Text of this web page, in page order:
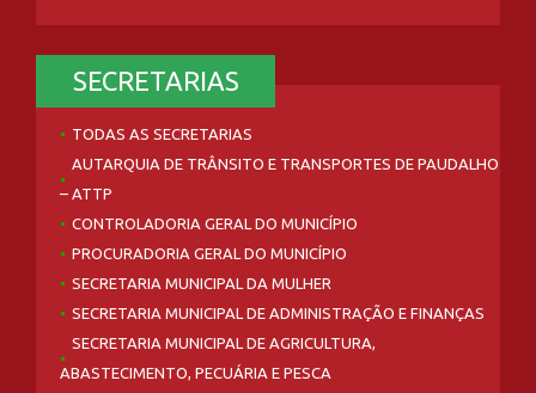
SECRETARIAS
TODAS AS SECRETARIAS
AUTARQUIA DE TRÂNSITO E TRANSPORTES DE PAUDALHO
– ATTP
CONTROLADORIA GERAL DO MUNICÍPIO
PROCURADORIA GERAL DO MUNICÍPIO
SECRETARIA MUNICIPAL DA MULHER
SECRETARIA MUNICIPAL DE ADMINISTRAÇÃO E FINANÇAS
SECRETARIA MUNICIPAL DE AGRICULTURA,
ABASTECIMENTO, PECUÁRIA E PESCA